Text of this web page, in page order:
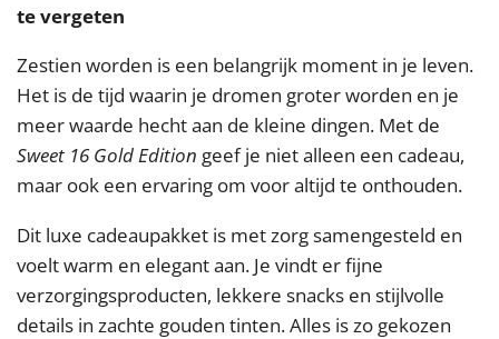
te vergeten
Zestien worden is een belangrijk moment in je leven.
Het is de tijd waarin je dromen groter worden en je
meer waarde hecht aan de kleine dingen. Met de
Sweet 16 Gold Edition geef je niet alleen een cadeau,
maar ook een ervaring om voor altijd te onthouden.
Dit luxe cadeaupakket is met zorg samengesteld en
voelt warm en elegant aan. Je vindt er fijne
verzorgingsproducten, lekkere snacks en stijlvolle
details in zachte gouden tinten. Alles is zo gekozen